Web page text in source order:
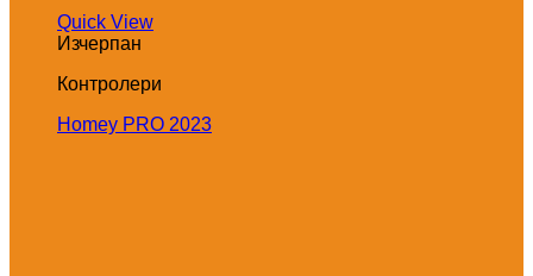
Quick View
Изчерпан
Контролери
Homey PRO 2023